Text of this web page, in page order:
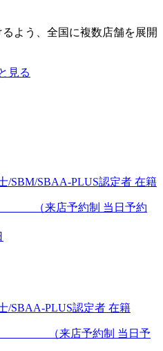
よう、全国に複数店舗を展開
見る
/SBM/SBAA-PLUS認定者 在籍
（来店予約制 当日予約
/SBAA-PLUS認定者 在籍
（来店予約制 当日予